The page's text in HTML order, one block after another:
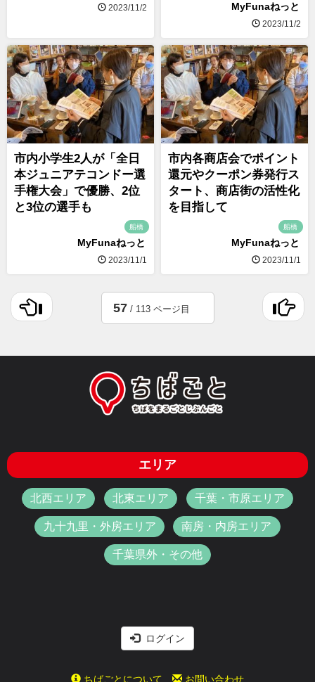
2023/11/2 MyFunaねっと
2023/11/2
市内小学生2人が「全日
本ジュニアテコンドー選
手権大会」で優勝、2位
と3位の選手も
船橋
MyFunaねっと
2023/11/1
市内各商店会でポイント
還元やクーポン券発行ス
タート、商店街の活性化
を目指して
船橋
MyFunaねっと
2023/11/1
57 / 113 ページ目
エリア
北西エリア 北東エリア 千葉・市原エリア
九十九里・外房エリア 南房・内房エリア
千葉県外・その他
ログイン
ちばごとについて お問い合わせ